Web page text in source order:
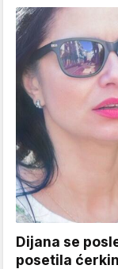
Dijana se
posetila